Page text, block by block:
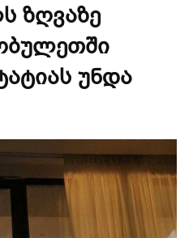
ზღვაზე
უნდა